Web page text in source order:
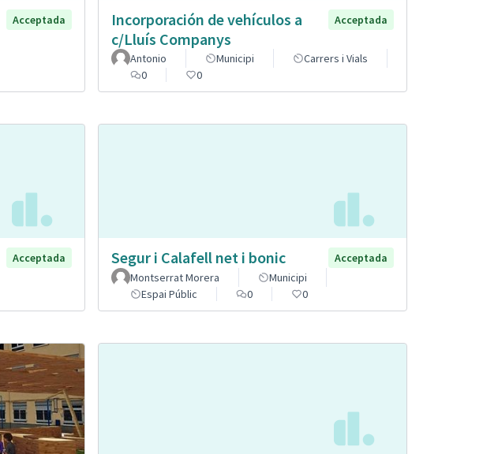
Acceptada
Incorporación de vehículos a
c/Lluís Companys
Acceptada
Antonio Municipi
Carrers i Vials
0
0
Acceptada
Segur i Calafell net i bonic
Acceptada
Montserrat Morera
Municipi
Espai Públic
0 0